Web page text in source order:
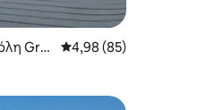
Gra
Μέση βαθμολογία:
4,98 (85)